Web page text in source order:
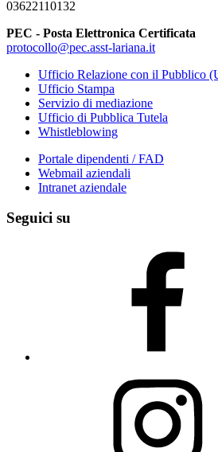
03622110132
PEC - Posta Elettronica Certificata
protocollo@pec.asst-lariana.it
Ufficio Relazione con il Pubblico
Ufficio Stampa
Servizio di mediazione
Ufficio di Pubblica Tutela
Whistleblowing
Portale dipendenti / FAD
Webmail aziendali
Intranet aziendale
Seguici su